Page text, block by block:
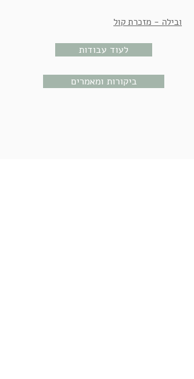
ובילה - מזכרת קול
לעוד עבודות
ביקורות ומאמרים